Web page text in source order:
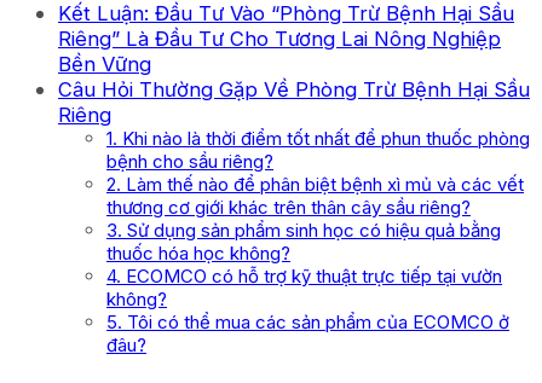
Kết Luận: Đầu Tư Vào “Phòng Trừ Bệnh Hại Sầu
Riêng” Là Đầu Tư Cho Tương Lai Nông Nghiệp
Bền Vững
Câu Hỏi Thường Gặp Về Phòng Trừ Bệnh Hại Sầu
Riêng
1. Khi nào là thời điểm tốt nhất để phun thuốc phòng
bệnh cho sầu riêng?
2. Làm thế nào để phân biệt bệnh xì mủ và các vết
thương cơ giới khác trên thân cây sầu riêng?
3. Sử dụng sản phẩm sinh học có hiệu quả bằng
thuốc hóa học không?
4. ECOMCO có hỗ trợ kỹ thuật trực tiếp tại vườn
không?
5. Tôi có thể mua các sản phẩm của ECOMCO ở
đâu?